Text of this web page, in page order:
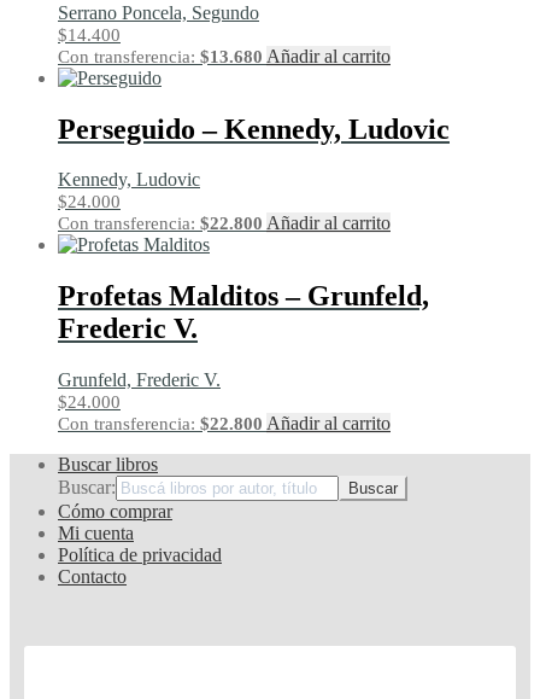
Serrano Poncela, Segundo
$14.400
Con transferencia: $13.680 Añadir al carrito
Perseguido – Kennedy, Ludovic
Kennedy, Ludovic
$24.000
Con transferencia: $22.800 Añadir al carrito
Profetas Malditos – Grunfeld,
Frederic V.
Grunfeld, Frederic V.
$24.000
Con transferencia: $22.800 Añadir al carrito
Buscar libros
Buscar:
Cómo comprar
Mi cuenta
Política de privacidad
Contacto